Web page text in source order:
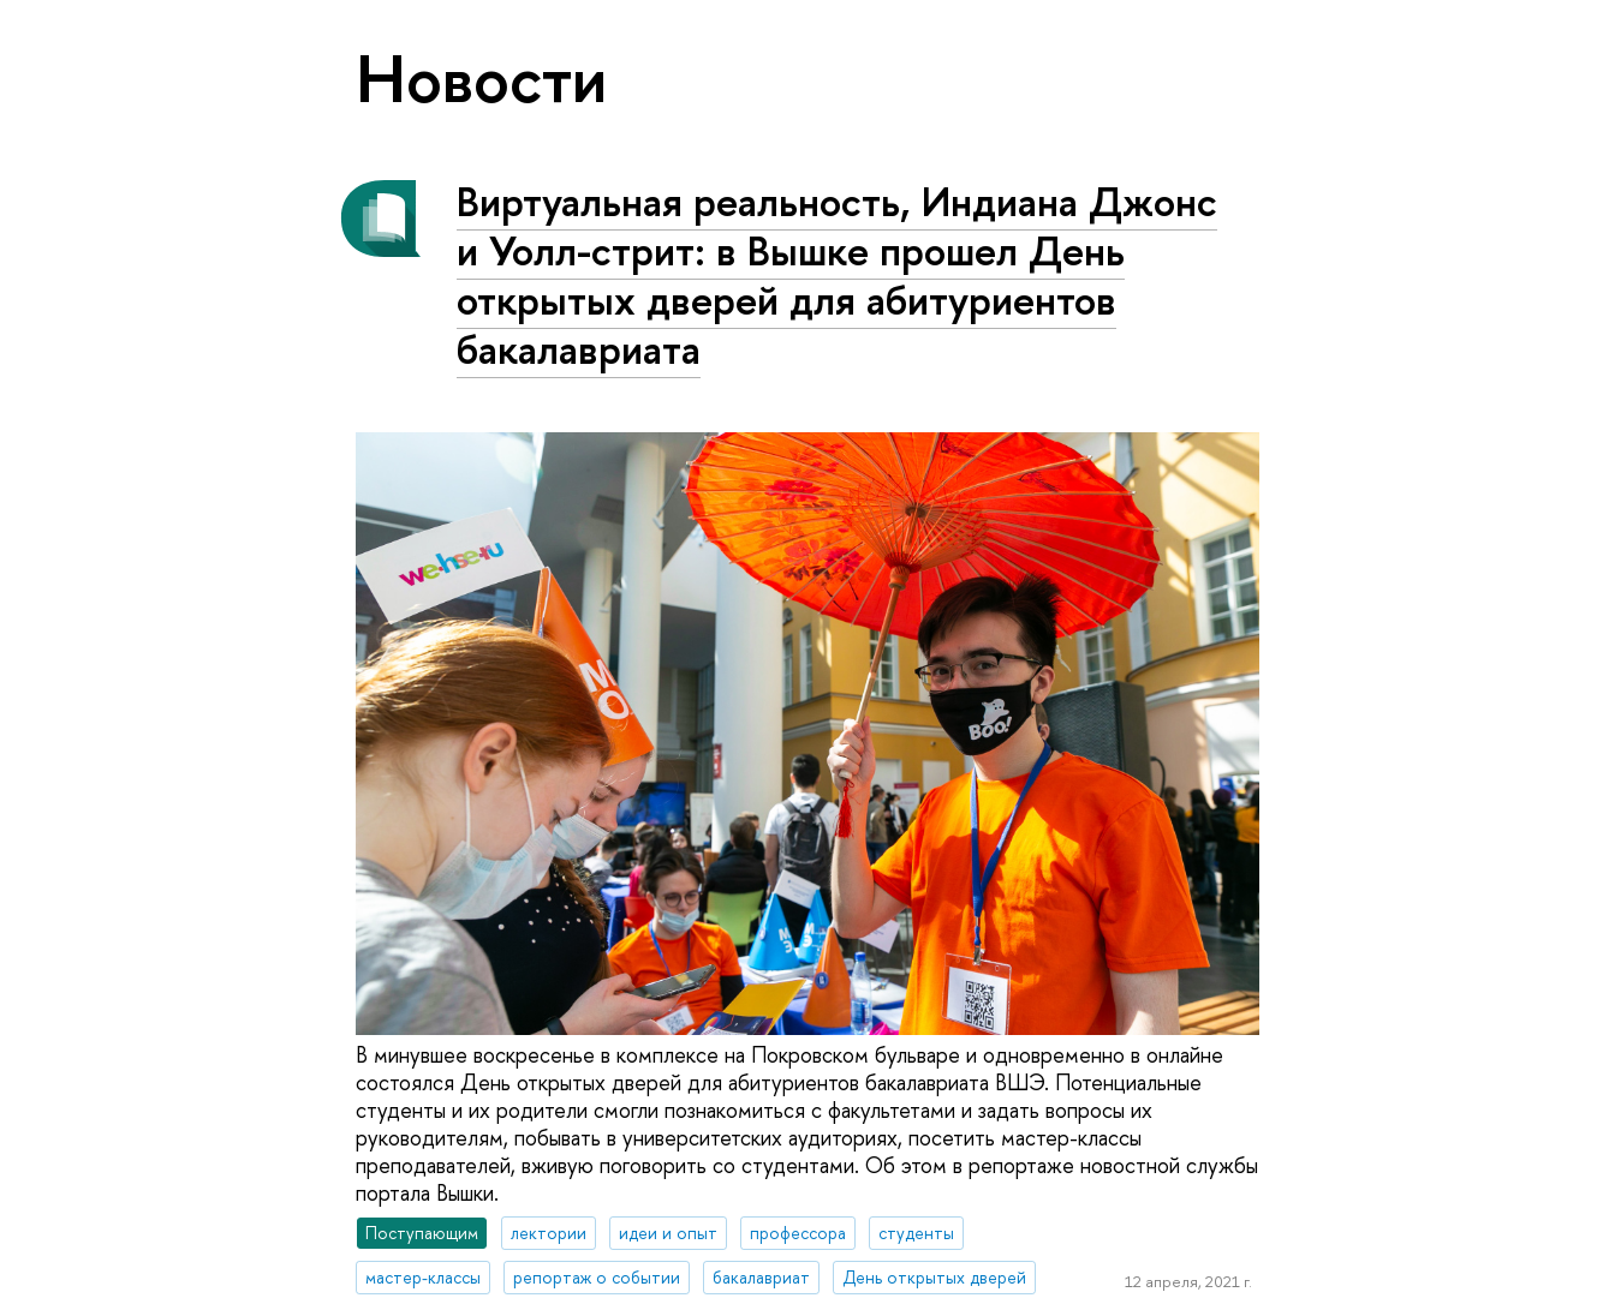
Новости
Виртуальная реальность, Индиана Джонс
и Уолл-стрит: в Вышке прошел День
открытых дверей для абитуриентов
бакалавриата
В минувшее воскресенье в комплексе на Покровском бульваре и одновременно в онлайне
состоялся День открытых дверей для абитуриентов бакалавриата ВШЭ. Потенциальные
студенты и их родители смогли познакомиться с факультетами и задать вопросы их
руководителям, побывать в университетских аудиториях, посетить мастер-классы
преподавателей, вживую поговорить со студентами. Об этом в репортаже новостной службы
портала Вышки.
Поступающим лектории идеи и опыт профессора
студенты
мастер-классы
репортаж о событии бакалавриат День открытых дверей 12 апреля, 2021 г.